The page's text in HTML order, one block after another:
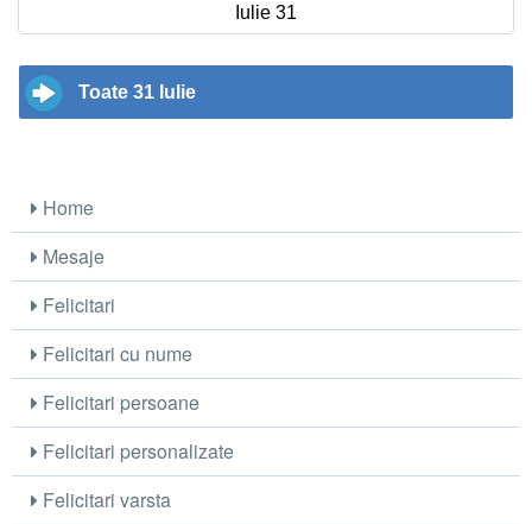
Iulie 31
Toate 31 Iulie
Home
Mesaje
Felicitari
Felicitari cu nume
Felicitari persoane
Felicitari personalizate
Felicitari varsta